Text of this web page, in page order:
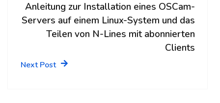
Anleitung zur Installation eines OSCam-
Servers auf einem Linux-System und das
Teilen von N-Lines mit abonnierten
Clients
Next Post